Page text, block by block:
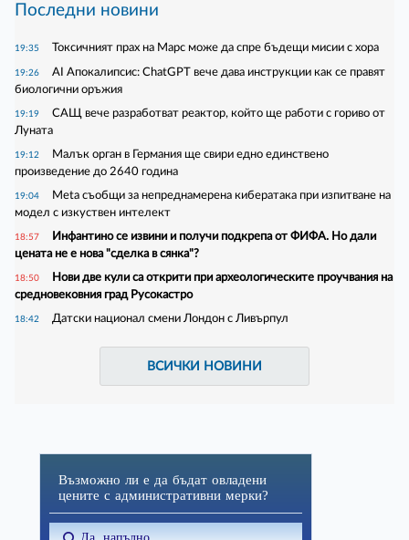
Последни новини
19:35 Токсичният прах на Марс може да спре бъдещи мисии с хора
19:26
AI Апокалипсис: ChatGPT вече дава инструкции как се правят
биологични оръжия
19:19
САЩ вече разработват реактор, който ще работи с гориво от
Луната
19:12
Малък орган в Германия ще свири едно единствено
произведение до 2640 година
19:04
Meta съобщи за непреднамерена кибератака при изпитване на
модел с изкуствен интелект
18:57
Инфантино се извини и получи подкрепа от ФИФА. Но дали
цената не е нова "сделка в сянка"?
18:50
Нови две кули са открити при археологическите проучвания на
средновековния град Русокастро
18:42 Датски национал смени Лондон с Ливърпул
ВСИЧКИ НОВИНИ